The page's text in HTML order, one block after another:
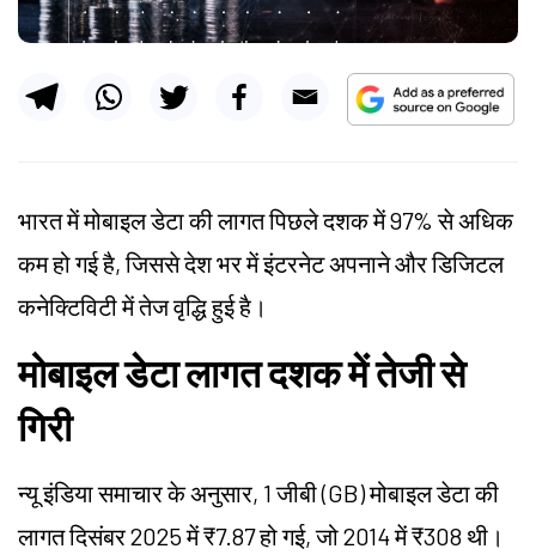
भारत में मोबाइल डेटा की लागत पिछले दशक में 97% से अधिक
कम हो गई है, जिससे देश भर में इंटरनेट अपनाने और डिजिटल
कनेक्टिविटी में तेज वृद्धि हुई है।
मोबाइल डेटा लागत दशक में तेजी से
गिरी
न्यू इंडिया समाचार के अनुसार, 1 जीबी (GB) मोबाइल डेटा की
लागत दिसंबर 2025 में ₹7.87 हो गई, जो 2014 में ₹308 थी।